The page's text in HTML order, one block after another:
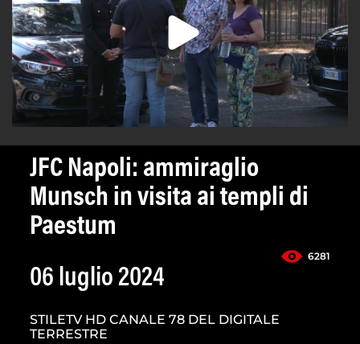
JFC Napoli: ammiraglio
Munsch in visita ai templi di
Paestum
6281
06 luglio 2024
STILETV HD CANALE 78 DEL DIGITALE
TERRESTRE